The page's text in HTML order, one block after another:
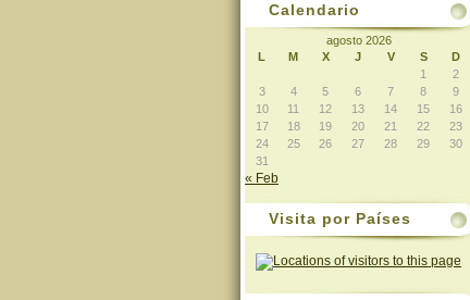
Calendario
agosto 2026
L
M X J V S
D
1
2
3
4 5 6 7 8
9
10
11 12 13 14 15
16
17
18 19 20 21 22
23
24
25 26 27 28 29
30
31
« Feb
Visita por Países